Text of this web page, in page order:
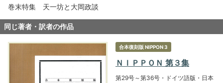
巻末特集 天一坊と大岡政談
同じ著者・訳者の作品
合本復刻版 NIPPON 3
ＮＩＰＰＯＮ 第３集
第29号～第36号・ドイツ語版・日本